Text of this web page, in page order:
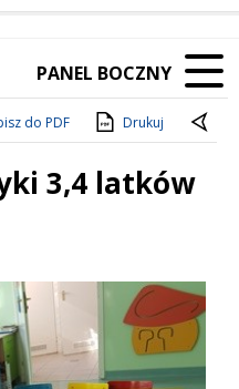
PANEL BOCZNY
do PDF Drukuj
3,4 latków